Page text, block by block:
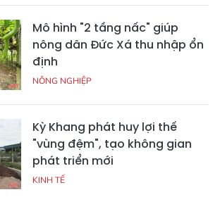
Mô hình "2 tầng nấc" giúp
nông dân Đức Xá thu nhập ổn
định
NÔNG NGHIỆP
Kỳ Khang phát huy lợi thế
"vùng đệm", tạo không gian
phát triển mới
KINH TẾ